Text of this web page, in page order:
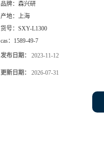
品牌： 森兴研
产地： 上海
货号： SXY-L1300
cas： 1589-49-7
发布日期： 2023-11-12
更新日期： 2026-07-31